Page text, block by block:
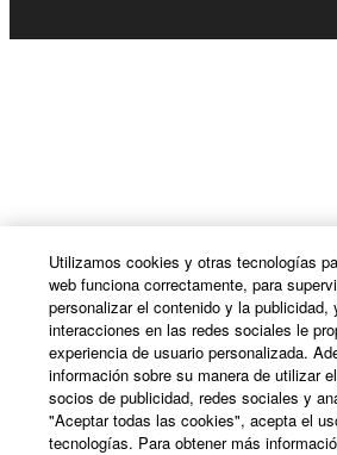
Utilizamos cookies y otras tecnologías
web funciona correctamente, para
personalizar el contenido y la publicidad,
interacciones en las redes sociales le
experiencia de usuario personalizada.
información sobre su manera de utilizar
socios de publicidad, redes sociales y
"Aceptar todas las cookies", acepta el
tecnologías. Para obtener más